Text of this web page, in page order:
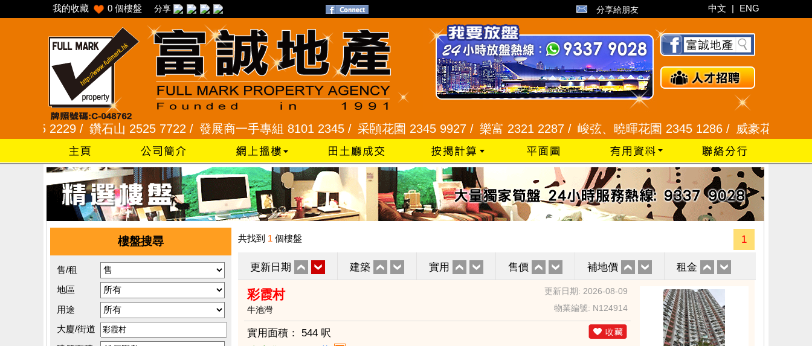
我的收藏 0 個樓盤 分享 分享給朋友 中文 | ENG
2229 /鑽石山 2525 7722 /發展商一手專組 8101 2345 /采頣花園 2345 9927 /樂富 2321 2287 /峻弦、曉暉花園 2345 1286 /威豪花園 2345
樓盤搜尋
售/租
地區
用途
大廈/街道
共找到 1 個樓盤 1
更新日期 建築 實用 售價 補地價 租金
彩霞村
更新日期: 2026-08-09
牛池灣
物業編號: N124914
實用面積： 544 呎